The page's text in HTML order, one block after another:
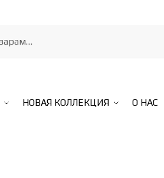
НОВАЯ КОЛЛЕКЦИЯ О НАС